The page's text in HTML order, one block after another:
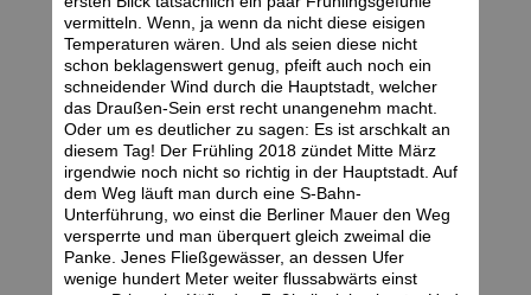
vermitteln. Wenn, ja wenn da nicht diese eisigen
Temperaturen wären. Und als seien diese nicht
schon beklagenswert genug, pfeift auch noch ein
schneidender Wind durch die Hauptstadt, welcher
das Draußen-Sein erst recht unangenehm macht.
Oder um es deutlicher zu sagen: Es ist arschkalt an
diesem Tag! Der Frühling 2018 zündet Mitte März
irgendwie noch nicht so richtig in der Hauptstadt. Auf
dem Weg läuft man durch eine S-Bahn-
Unterführung, wo einst die Berliner Mauer den Weg
versperrte und man überquert gleich zweimal die
Panke. Jenes Fließgewässer, an dessen Ufer
wenige hundert Meter weiter flussabwärts einst